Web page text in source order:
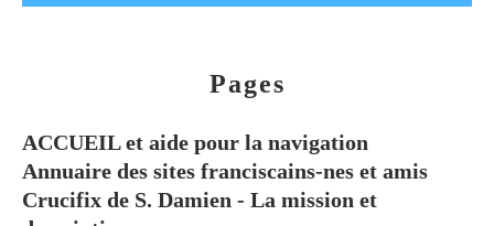
Pages
ACCUEIL et aide pour la navigation
Annuaire des sites franciscains-nes et amis
Crucifix de S. Damien - La mission et